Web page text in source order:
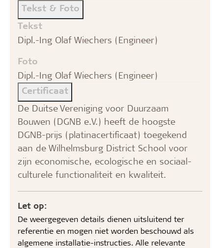
Tekst & Foto
Tekst
Dipl.-Ing Olaf Wiechers (Engineer)
Foto
Dipl.-Ing Olaf Wiechers (Engineer)
Certificaat
De Duitse Vereniging voor Duurzaam
Bouwen (DGNB e.V.) heeft de hoogste
DGNB-prijs (platinacertificaat) toegekend
aan de Wilhelmsburg District School voor
zijn economische, ecologische en sociaal-
culturele functionaliteit en kwaliteit.
Let op:
De weergegeven details dienen uitsluitend ter
referentie en mogen niet worden beschouwd als
algemene installatie-instructies. Alle relevante